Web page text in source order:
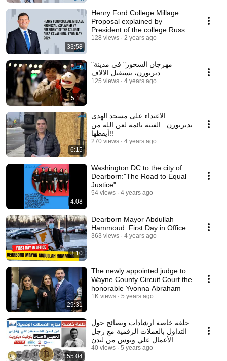
33:58
Henry Ford College Millage
Proposal explained by
President of the college Russ
Kavalhuna.
128 views 2 years ago
5:11
"مهرجان السحور" في مدينة
ديربورن، يستقبل الالاف
125 views 4 years ago
6:15
الاعتداء على مسجد الهدى
بديربورن : الفتنة نائمة لعن الله من
أيقظها!!
270 views 4 years ago
4:08
Washington DC to the city of
Dearborn:"The Road to Equal
Justice"
54 views 4 years ago
3:10
Dearborn Mayor Abdullah
Hammoud: First Day in Office
363 views 4 years ago
29:31
The newly appointed judge to
Wayne County Circuit Court the
honorable Yvonna Abraham
1K views 5 years ago
55:04
حلقة خاصة ارشادات ونصائح حول
التداول بالعملات الرقمية مع رجل
الأعمال علي ونوس من لندن
40 views 5 years ago